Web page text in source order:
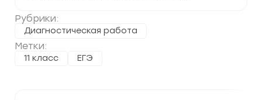
Рубрики:
Диагностическая работа
Метки:
11 класс ЕГЭ